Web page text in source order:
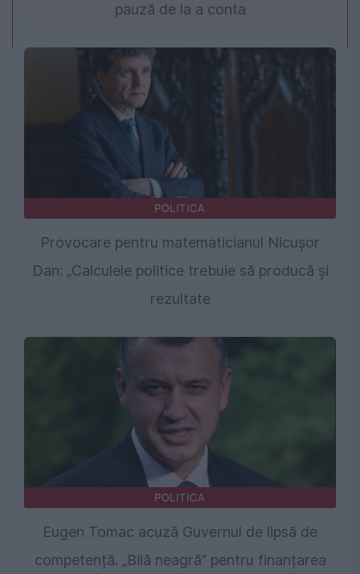
pauză de la a conta
POLITICA
Provocare pentru matematicianul Nicușor
Dan: „Calculele politice trebuie să producă și
rezultate
POLITICA
Eugen Tomac acuză Guvernul de lipsă de
competență. „Bilă neagră” pentru finanțarea